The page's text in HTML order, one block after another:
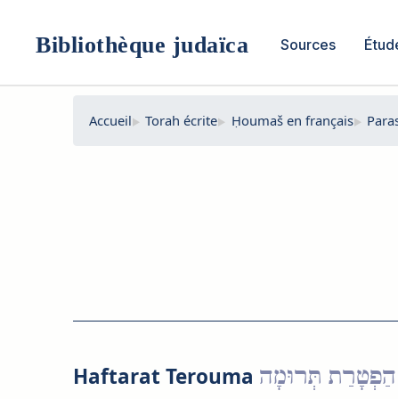
Bibliothèque judaïca Sources
Accueil Torah écrite Ḥoumaš en français
Haftarat Terouma הַפְטָרַת תְּרוּמָה